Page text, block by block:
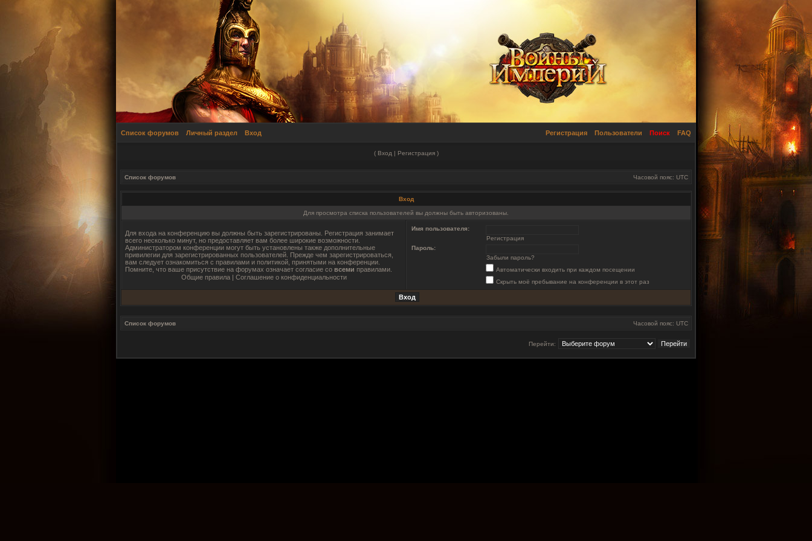
Список форумов Личный раздел Вход FAQ
Поиск
Пользователи
Регистрация
( Вход | Регистрация)
Список форумов Часовой пояс: UTC
Вход
Для просмотра списка пользователей вы должны быть авторизованы.
Для входа на конференцию вы должны быть зарегистрированы. Регистрация занимает
всего несколько минут, но предоставляет вам более широкие возможности.
Администратором конференции могут быть установлены также дополнительные
привилегии для зарегистрированных пользователей. Прежде чем зарегистрироваться,
вам следует ознакомиться с правилами и политикой, принятыми на конференции.
Помните, что ваше присутствие на форумах означает согласие со всеми правилами.
Общие правила| Соглашение о конфиденциальности
Имя пользователя:
Регистрация
Пароль:
Забыли пароль?
Автоматически входить при каждом посещении
Скрыть моё пребывание на конференции в этот раз
Список форумов Часовой пояс: UTC
Перейти: